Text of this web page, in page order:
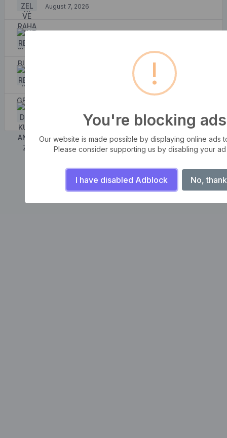
August 7, 2026
August 7, 2026
!
You're blocking ads
Our website is made possible by displaying online ads
Please consider supporting us by disabling your
I have disabled Adblock No,